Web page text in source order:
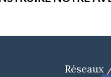
Réseaux